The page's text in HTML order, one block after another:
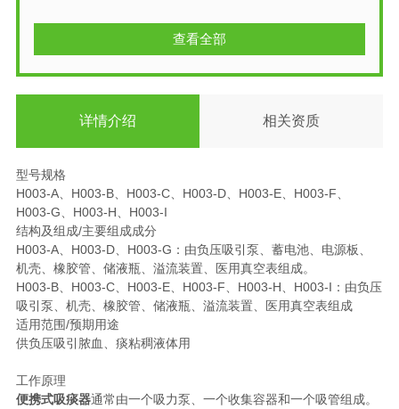
查看全部
详情介绍 相关资质
型号规格
H003-A、H003-B、H003-C、H003-D、H003-E、H003-F、
H003-G、H003-H、H003-I
结构及组成/主要组成成分
H003-A、H003-D、H003-G：由负压吸引泵、蓄电池、电源板、
机壳、橡胶管、储液瓶、溢流装置、医用真空表组成。
H003-B、H003-C、H003-E、H003-F、H003-H、H003-I：由负压
吸引泵、机壳、橡胶管、储液瓶、溢流装置、医用真空表组成
适用范围/预期用途
供负压吸引脓血、痰粘稠液体用
工作原理
便携式吸痰器通常由一个吸力泵、一个收集容器和一个吸管组成。